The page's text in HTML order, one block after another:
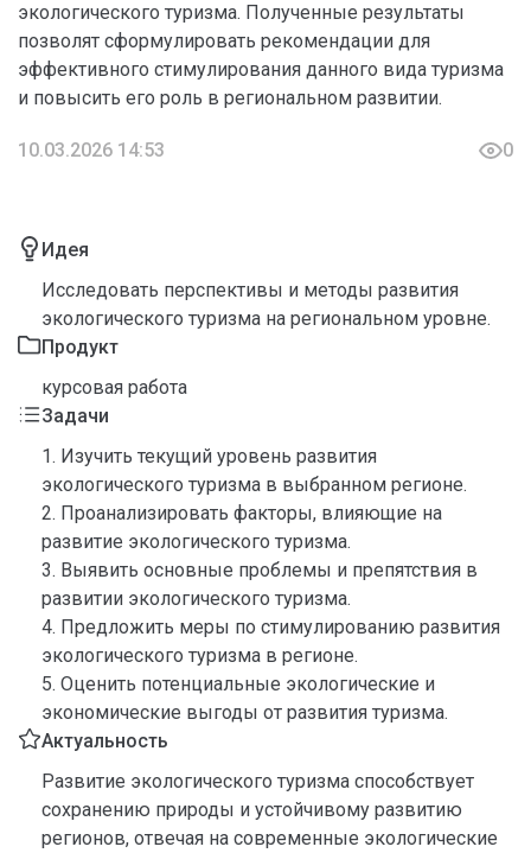
экологического туризма. Полученные результаты
позволят сформулировать рекомендации для
эффективного стимулирования данного вида туризма
и повысить его роль в региональном развитии.
10.03.2026 14:53 0
Идея
Исследовать перспективы и методы развития
экологического туризма на региональном уровне.
Продукт
курсовая работа
Задачи
1. Изучить текущий уровень развития
экологического туризма в выбранном регионе.
2. Проанализировать факторы, влияющие на
развитие экологического туризма.
3. Выявить основные проблемы и препятствия в
развитии экологического туризма.
4. Предложить меры по стимулированию развития
экологического туризма в регионе.
5. Оценить потенциальные экологические и
экономические выгоды от развития туризма.
Актуальность
Развитие экологического туризма способствует
сохранению природы и устойчивому развитию
регионов, отвечая на современные экологические